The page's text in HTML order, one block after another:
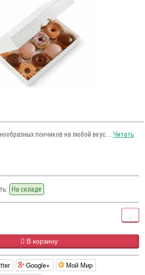
пончиков на любой вкус.... Читать
На складе
В корзину
Google+ Мой Мир